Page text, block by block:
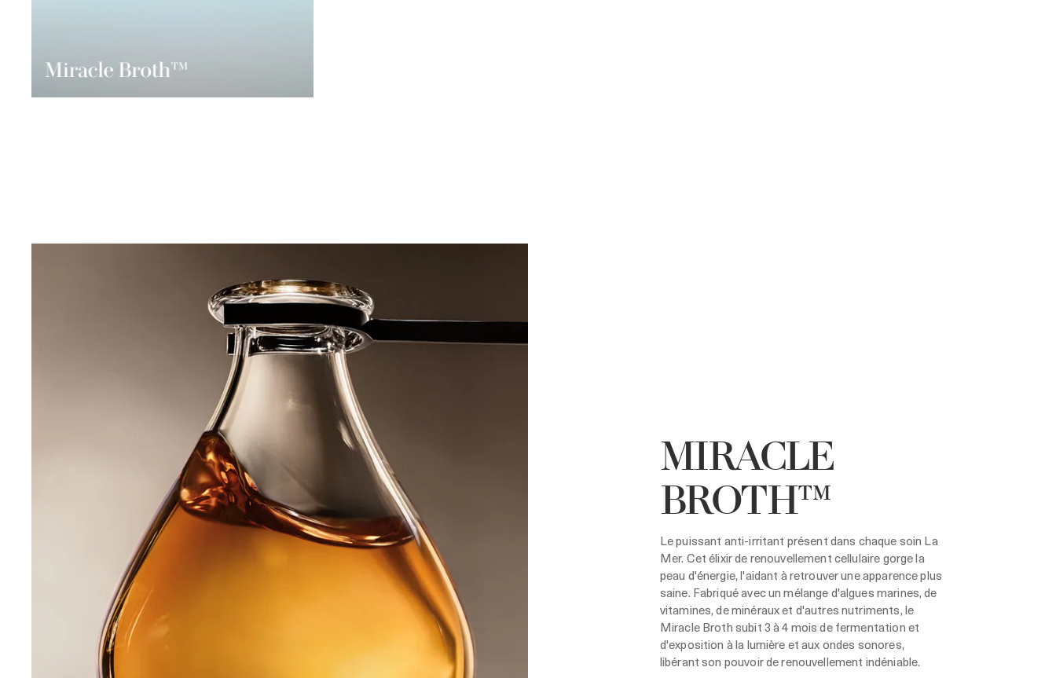
MIRACLE
BROTH™
Le puissant anti-irritant présent dans chaque soin La
Mer. Cet élixir de renouvellement cellulaire gorge la
peau d'énergie, l'aidant à retrouver une apparence plus
saine. Fabriqué avec un mélange d'algues marines, de
vitamines, de minéraux et d'autres nutriments, le
Miracle Broth subit 3 à 4 mois de fermentation et
d'exposition à la lumière et aux ondes sonores,
libérant son pouvoir de renouvellement indéniable.